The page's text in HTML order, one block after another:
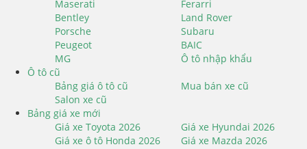
Maserati
Ferarri
Bentley
Land Rover
Porsche
Subaru
Peugeot
BAIC
MG
Ô tô nhập khẩu
Ô tô cũ
Bảng giá ô tô cũ
Mua bán xe cũ
Salon xe cũ
Bảng giá xe mới
Giá xe Toyota 2026
Giá xe Hyundai 2026
Giá xe ô tô Honda 2026
Giá xe Mazda 2026